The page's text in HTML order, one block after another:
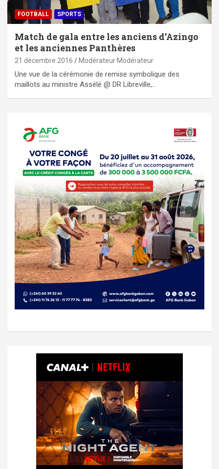
FOOTBALL SPORTS
Match de gala entre les anciens d’Azingo
et les anciennes Panthères
21 décembre 2016 Modérateur Modérateur
Une vue de la cérémonie de remise symbolique des
maillots au ministre Assélé @ DR Libreville,…